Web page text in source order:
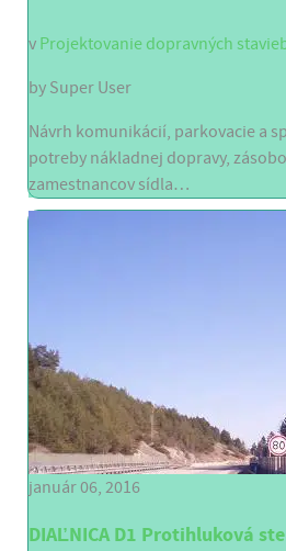
v Projektovanie dopravných
by Super User
Návrh komunikácií, parkovacie a
potreby nákladnej dopravy,
zamestnancov sídla…
január 06, 2016
DIAĽNICA D1 Protihluková